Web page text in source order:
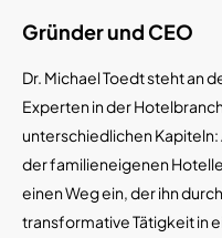
Gründer und CEO
Dr. Michael Toedt steht an
Experten in der
unterschiedlichen
der familieneigenen
einen Weg ein, der ihn
transformative Tätigkeit in